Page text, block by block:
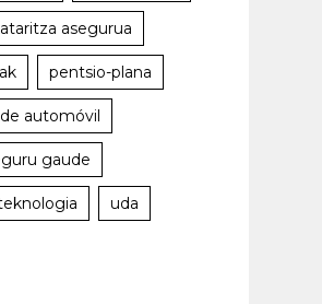
asegurua
pentsio-plana
automóvil
gaude
uda